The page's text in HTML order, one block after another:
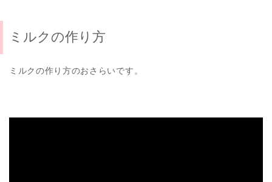
ミルクの作り方
ミルクの作り方のおさらいです。